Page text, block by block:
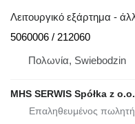
Λειτουργικό εξάρτημα -
5060006 / 212060
Πολωνία, Swiebodzin
MHS SERWIS Spółka z o.o.